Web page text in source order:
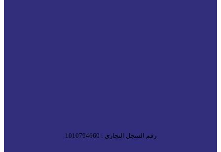
رقم السجل التجاري : 1010794660